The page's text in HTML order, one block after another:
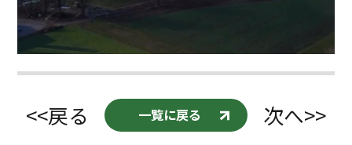
<<戻る 一覧に戻る 次へ>>